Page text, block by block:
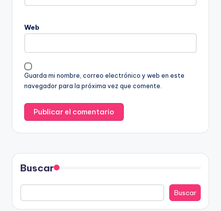
Web
Guarda mi nombre, correo electrónico y web en este
navegador para la próxima vez que comente.
Buscar
Buscar